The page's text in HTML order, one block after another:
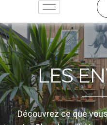
LES
Découvrez ce que